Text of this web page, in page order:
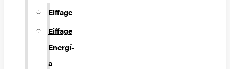
Eiffage
Eiffage
Energí­
a